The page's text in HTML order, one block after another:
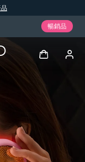
暢銷品
用戶信息
我的設備
Español
Português